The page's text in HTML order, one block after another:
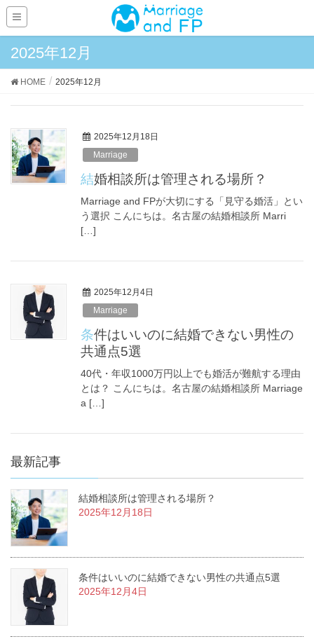
2025年12月
HOME 2025年12月
2025年12月18日
Marriage
結婚相談所は管理される場所？
Marriage and FPが大切にする「見守る婚活」とい
う選択 こんにちは。名古屋の結婚相談所 Marri
[…]
2025年12月4日
Marriage
条件はいいのに結婚できない男性の
共通点5選
40代・年収1000万円以上でも婚活が難航する理由
とは？ こんにちは。名古屋の結婚相談所 Marriage
a […]
最新記事
結婚相談所は管理される場所？
2025年12月18日
条件はいいのに結婚できない男性の共通点5選
2025年12月4日